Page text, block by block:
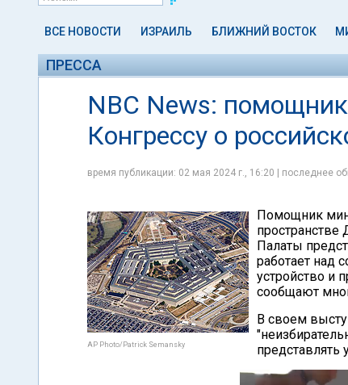
ВСЕ НОВОСТИ ИЗРАИЛЬ БЛИЖНИЙ ВОСТОК
ПРЕССА
NBC News:
Конгрессу о
время публикации: 02 мая 2024 г., 16:20 | последнее
AP Photo/Patrick Semansky
Помощник
Палаты
работает над
устройство и
сообщают
В своем
представлять